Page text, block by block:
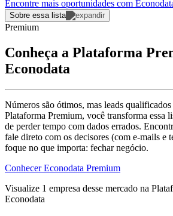
Encontre mais oportunidades com
Sobre essa lista
Premium
Conheça a Plataforma
Econodata
Números são ótimos, mas leads
Plataforma Premium, você transforma essa
de perder tempo com dados errados.
fale direto com os decisores (com e-mails e
foque no que importa: fechar negócio.
Conhecer Econodata Premium
Visualize 1 empresa desse mercado na
Econodata